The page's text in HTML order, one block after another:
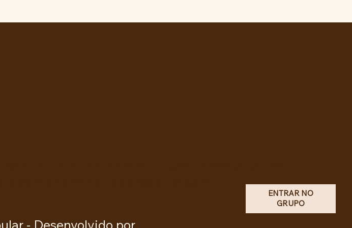
curricular
Luiz Inácio Lula da Silva
ENTRAR NO
GRUPO
- Desenvolvido por